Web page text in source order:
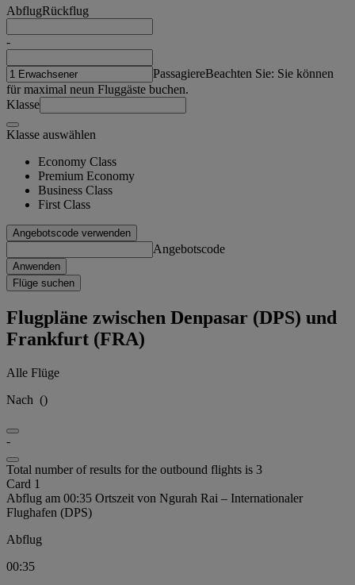
AbflugRückflug
-
PassagiereBeachten Sie: Sie können
für maximal neun Fluggäste buchen.
Klasse
Klasse auswählen
Economy Class
Premium Economy
Business Class
First Class
Angebotscode verwenden
Angebotscode
Anwenden
Flüge suchen
Flugpläne zwischen Denpasar (DPS) und
Frankfurt (FRA)
Alle Flüge
Nach ()
-
Total number of results for the outbound flights is 3
Card 1
Abflug am 00:35 Ortszeit von Ngurah Rai – Internationaler
Flughafen (DPS)
Abflug
00:35